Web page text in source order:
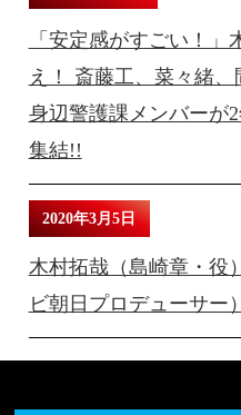
「安定感がすごい！
え！ 斎藤工、菜々緒
身辺警護課メンバーが
集結!!
2020年3月5日
木村拓哉（島崎章・役
ビ朝日プロデューサー